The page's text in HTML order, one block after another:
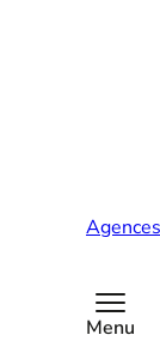
Agences
Menu